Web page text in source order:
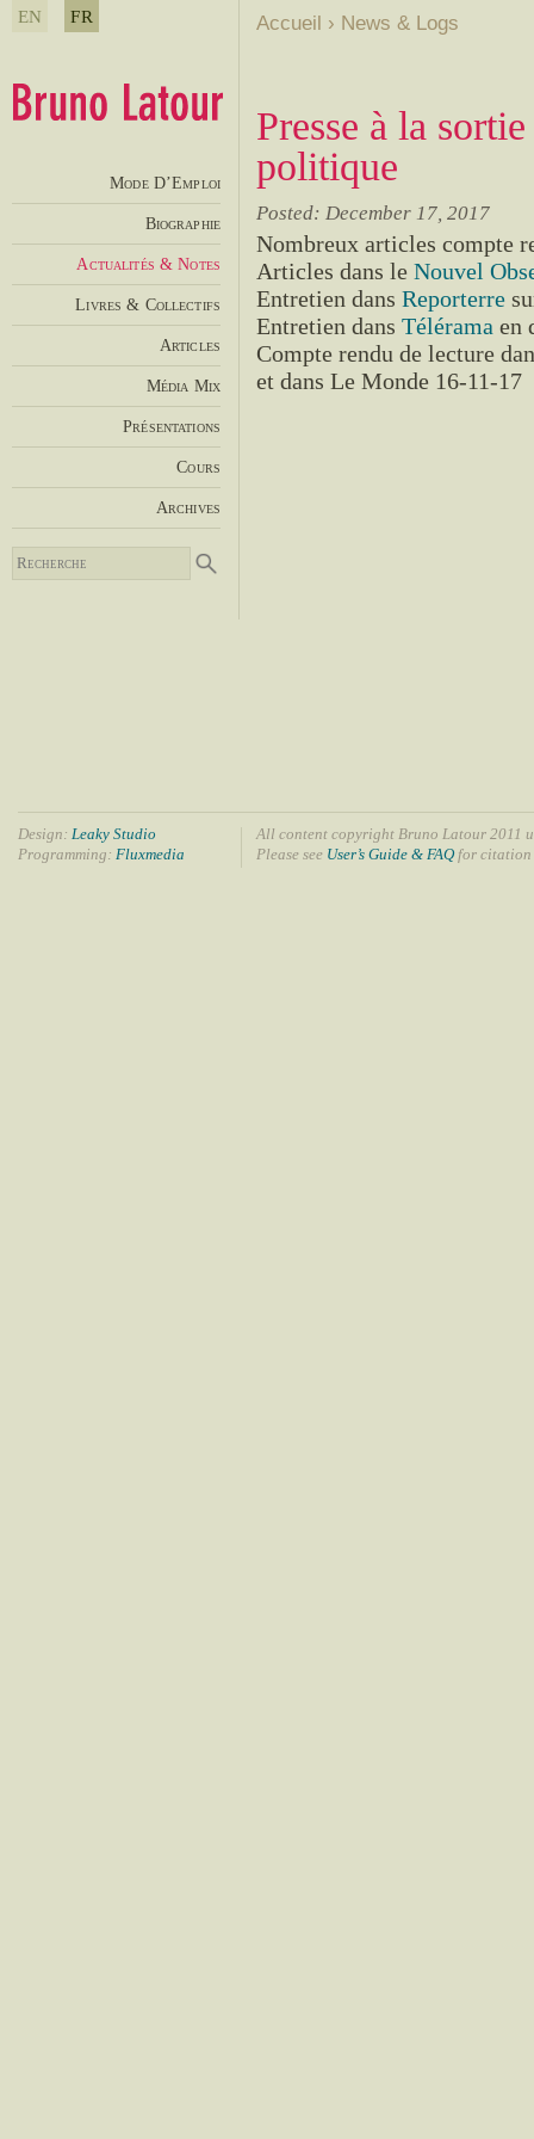
Accueil › News & Logs
Presse à la
politique
Posted: December 17, 2017
Nombreux articles compte
Articles dans le Nouvel
Entretien dans Reporterre
Entretien dans Télérama en
Compte rendu de lecture
et dans Le Monde 16-11-17
EN FR
Mode D’Emploi
Biographie
Actualités & Notes
Livres & Collectifs
Articles
Média Mix
Présentations
Cours
Archives
Design: Leaky Studio
Programming: Fluxmedia
All content copyright Bruno Latour 2011
Please see User’s Guide & FAQfor citation